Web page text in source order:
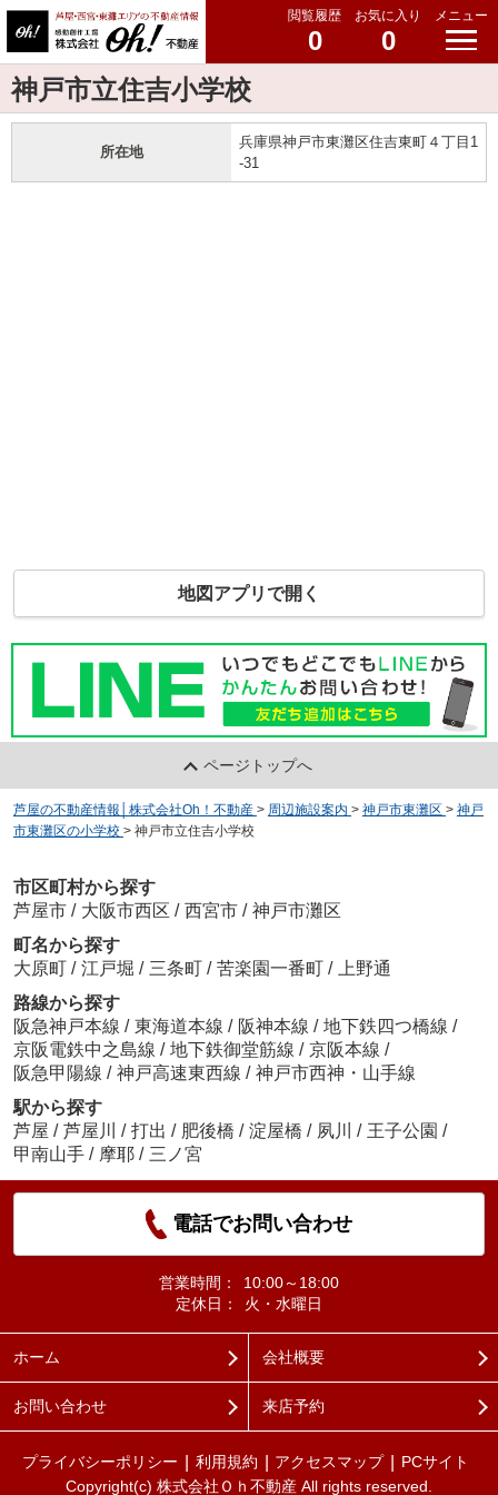
閲覧履歴
0
お気に入り
0
メニュー
神戸市立住吉小学校
所在地
兵庫県神戸市東灘区住吉東町４丁目1
-31
地図アプリで開く
ページトップへ
芦屋の不動産情報│株式会社Oh！不動産 > 周辺施設案内 > 神戸市東灘区 > 神戸
市東灘区の小学校 > 神戸市立住吉小学校
市区町村から探す
芦屋市 / 大阪市西区 / 西宮市 / 神戸市灘区
町名から探す
大原町 / 江戸堀 / 三条町 / 苦楽園一番町 /
上野通
路線から探す
阪急神戸本線 / 東海道本線 / 阪神本線 / 地下鉄四つ橋線 /
京阪電鉄中之島線 / 地下鉄御堂筋線 / 京阪本線 /
阪急甲陽線 / 神戸高速東西線 / 神戸市西神・山手線
駅から探す
芦屋 / 芦屋川 / 打出 / 肥後橋 / 淀屋橋 / 夙川 / 王子公園 /
甲南山手 / 摩耶 / 三ノ宮
電話でお問い合わせ
営業時間：
10:00～18:00
定休日：
火・水曜日
ホーム 会社概要
お問い合わせ 来店予約
プライバシーポリシー 利用規約 アクセスマップ
PCサイト
Copyright(c) 株式会社Ｏｈ不動産 All rights reserved.